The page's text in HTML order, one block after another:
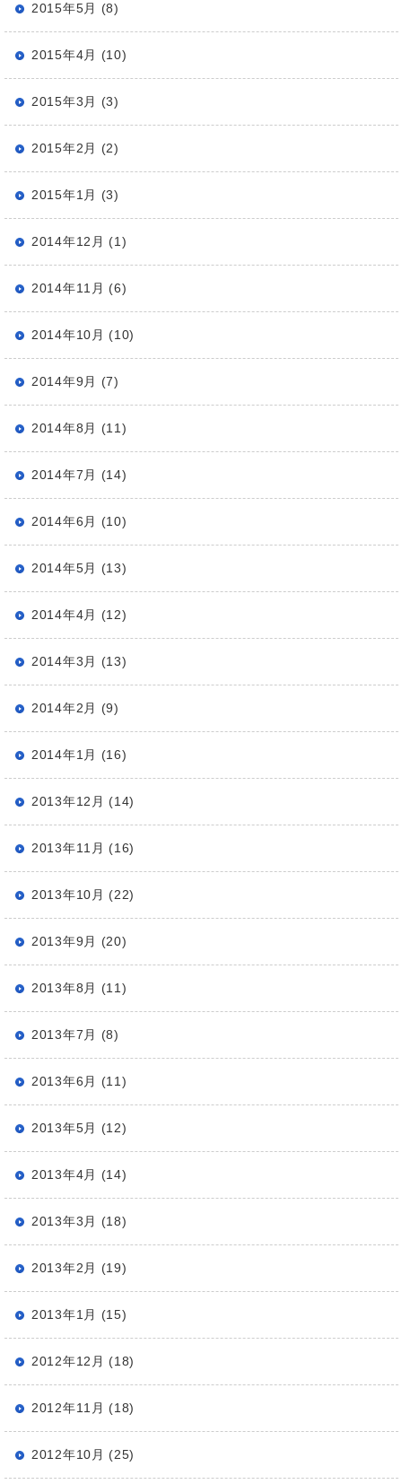
2015年5月 (8)
2015年4月 (10)
2015年3月 (3)
2015年2月 (2)
2015年1月 (3)
2014年12月 (1)
2014年11月 (6)
2014年10月 (10)
2014年9月 (7)
2014年8月 (11)
2014年7月 (14)
2014年6月 (10)
2014年5月 (13)
2014年4月 (12)
2014年3月 (13)
2014年2月 (9)
2014年1月 (16)
2013年12月 (14)
2013年11月 (16)
2013年10月 (22)
2013年9月 (20)
2013年8月 (11)
2013年7月 (8)
2013年6月 (11)
2013年5月 (12)
2013年4月 (14)
2013年3月 (18)
2013年2月 (19)
2013年1月 (15)
2012年12月 (18)
2012年11月 (18)
2012年10月 (25)